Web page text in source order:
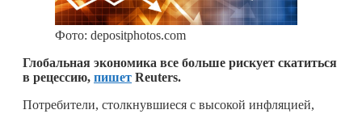
Фото: depositphotos.com
Глобальная экономика все больше рискует скатиться
в рецессию, пишет Reuters.
Потребители, столкнувшиеся с высокой инфляцией,